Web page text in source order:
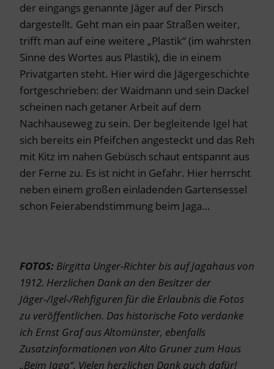
der eingangs genannte Jäger auf der Pirsch
dargestellt. Geht man ein paar Straßen weiter,
trifft man auf eine weitere „Plastik“ (im wahrsten
Sinne des Wortes aus Plastik), die in einem
Privatgarten steht. Hier wird die Jägergeschichte
fortgeschrieben: der Waidmann und sein Dackel
scheinen nach getaner Arbeit auf dem
Nachhauseweg zu sein. Der begleitende Igel hat
sich bereits ein Pfeifchen angesteckt und das Reh
mit Kitz im nahen Gebüsch schaut entspannt aus
der Ferne zu. Es ist nicht in Gefahr. Hier herrscht
neben einem großen einladenden Gartensessel
schon Feierabendstimmung beim Jaga…
FOTOS: Birgitta Unger-Richter bis auf Jagahaus von
1912. Herzlichen Dank an den Besitzer der
Jäger-/Igel-/Rehfiguren für die Erlaubnis die Fotos
zu veröffentlichen. Das historische Foto verdanke
ich Ernst Graf aus Altomünster, ebenfalls
Zusatzinformationen von Alto Gruner zum Haus
„Beim Jaga“. Vielen herzlichen Dank auch dafür!